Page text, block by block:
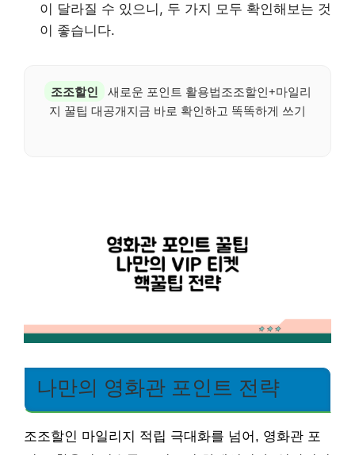
이 달라질 수 있으니, 두 가지 모두 확인해보는 것
이 좋습니다.
조조할인
새로운 포인트 활용법조조할인+마일리
지 꿀팁 대공개지금 바로 확인하고 똑똑하게 쓰기
나만의 영화관 포인트 전략
조조할인 마일리지 적립 극대화를 넘어, 영화관 포